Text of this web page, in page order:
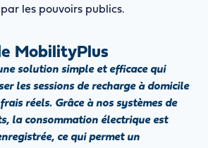
les pouvoirs publics.
MobilityPlus
solution simple et efficace qui
les sessions de recharge à domicile
réels. Grâce à nos systèmes de
la consommation électrique est
ce qui permet un